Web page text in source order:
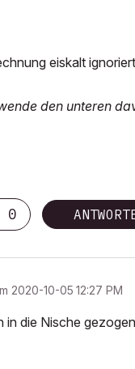
eiskalt
den unteren
0
‎2020-10-05 12:27 PM
in die Nische gezogen